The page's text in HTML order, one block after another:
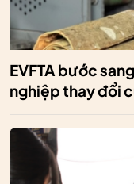
EVFTA bước
nghiệp thay đổi